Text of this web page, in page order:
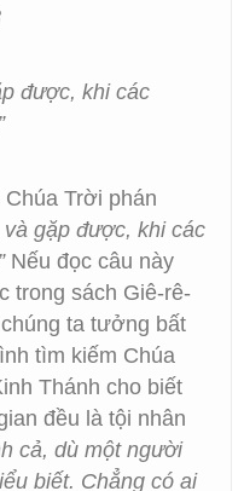
được, khi các
Trời phán
gặp được, khi các
Nếu đọc câu này
trong sách Giê-rê-
ta tưởng bất
tìm kiếm Chúa
Thánh cho biết
đều là tội nhân
cả, dù một người
biết. Chẳng có ai